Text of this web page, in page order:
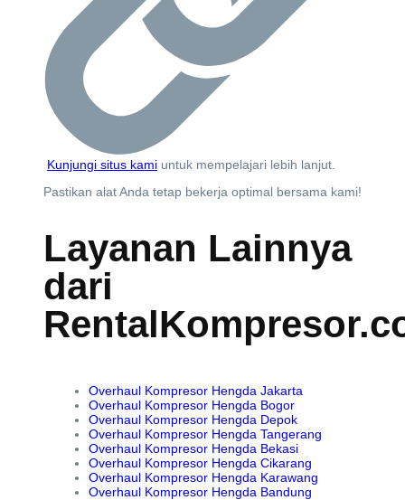
Kunjungi situs kami untuk mempelajari lebih lanjut.
Pastikan alat Anda tetap bekerja optimal bersama kami!
Layanan Lainnya
dari
Overhaul Kompresor Hengda Jakarta
Overhaul Kompresor Hengda Bogor
Overhaul Kompresor Hengda Depok
Overhaul Kompresor Hengda Tangerang
Overhaul Kompresor Hengda Bekasi
Overhaul Kompresor Hengda Cikarang
Overhaul Kompresor Hengda Karawang
Overhaul Kompresor Hengda Bandung